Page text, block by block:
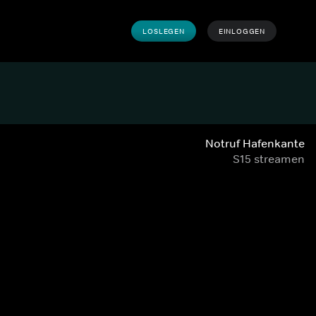
LOSLEGEN EINLOGGEN
Notruf Hafenkante
S15 streamen